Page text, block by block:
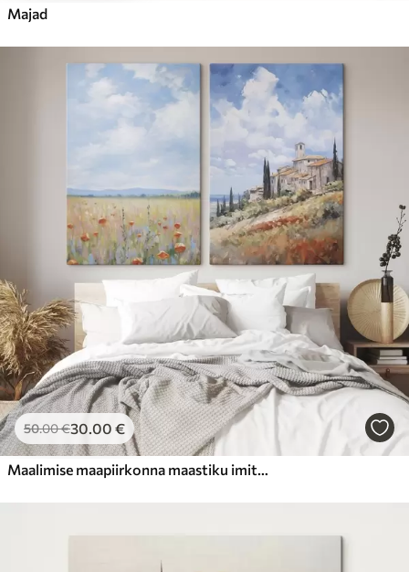
Majad
50.00€30.00 €
Maalimise maapiirkonna maastiku imitatsioon